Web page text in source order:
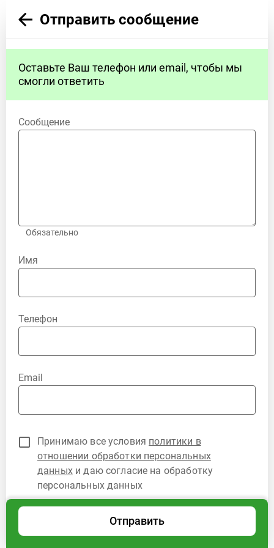
Отправить сообщение
Оставьте Ваш телефон или email, чтобы мы
смогли ответить
Сообщение
Обязательно
Имя
Телефон
Email
Принимаю все условия политики в
отношении обработки персональных
данныхи даю согласие на обработку
персональных данных
Отправить